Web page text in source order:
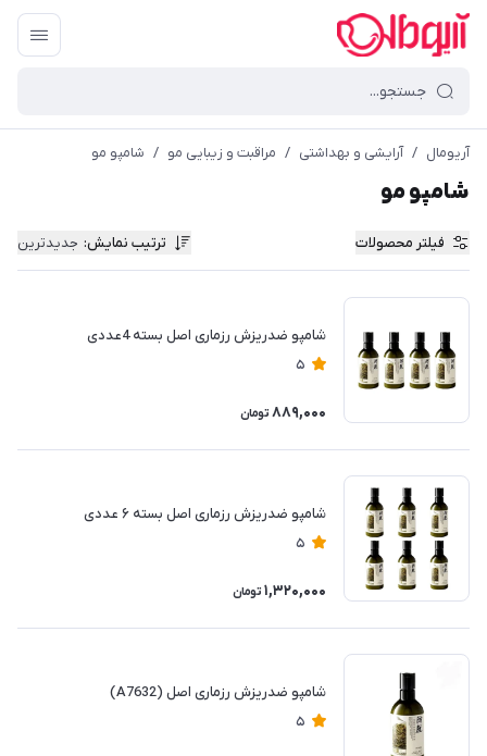
آریومال / آرایشی و بهداشتی / مراقبت و زیبایی مو / شامپو مو
شامپو مو
فیلتر محصولات ترتیب نمایش: جدیدترین
شامپو ضدریزش رزماری اصل بسته 4عددی
5
889,000 تومان
شامپو ضدریزش رزماری اصل بسته ۶ عددی
5
1,320,000 تومان
شامپو ضدریزش رزماری اصل (A7632)
5